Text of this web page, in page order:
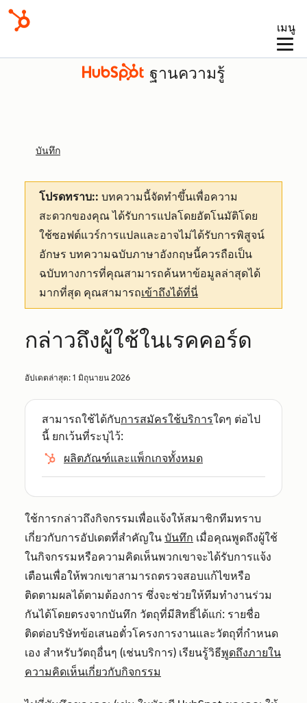
เมนู
ฐานความรู้
บันทึก
โปรดทราบ:: บทความนี้จัดทำขึ้นเพื่อความ
สะดวกของคุณได้รับการแปลโดยอัตโนมัติโดย
ใช้ซอฟต์แวร์การแปลและอาจไม่ได้รับการพิสูจน์
อักษร บทความฉบับภาษาอังกฤษนี้ควรถือเป็น
ฉบับทางการที่คุณสามารถค้นหาข้อมูลล่าสุดได้
มากที่สุด คุณสามารถเข้าถึงได้ที่นี่
กล่าวถึงผู้ใช้ในเรคคอร์ด
อัปเดตล่าสุด: 1 มิถุนายน 2026
สามารถใช้ได้กับการสมัครใช้บริการใดๆ ต่อไป
นี้ ยกเว้นที่ระบุไว้:
ผลิตภัณฑ์และแพ็กเกจทั้งหมด
ใช้การกล่าวถึงกิจกรรมเพื่อแจ้งให้สมาชิกทีมทราบ
เกี่ยวกับการอัปเดตที่สำคัญใน บันทึก เมื่อคุณพูดถึงผู้ใช้
ในกิจกรรมหรือความคิดเห็นพวกเขาจะได้รับการแจ้ง
เตือนเพื่อให้พวกเขาสามารถตรวจสอบแก้ไขหรือ
ติดตามผลได้ตามต้องการ ซึ่งจะช่วยให้ทีมทำงานร่วม
กันได้โดยตรงจากบันทึก วัตถุที่มีสิทธิ์ได้แก่: รายชื่อ
ติดต่อบริษัทข้อเสนอตั๋วโครงการงานและวัตถุที่กำหนด
เอง สำหรับวัตถุอื่นๆ (เช่นบริการ) เรียนรู้วิธีพูดถึงภายใน
ความคิดเห็นเกี่ยวกับกิจกรรม